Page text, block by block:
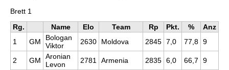
Brett 1
Rg.
Name Elo Team Rp Pkt. %
Anz
1
GM
Bologan
Viktor
2630 Moldova 2845 7,0 77,8 9
2 GM
Aronian
Levon
2781 Armenia 2835 6,0 66,7 9